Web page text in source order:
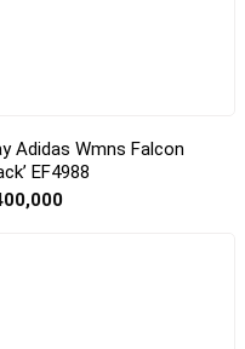
Adidas Wmns Falcon
EF4988